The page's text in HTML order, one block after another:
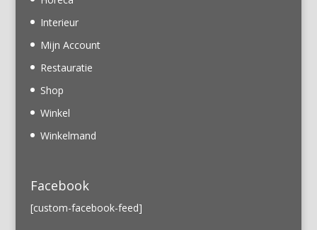
Interieur
Mijn Account
Restauratie
Shop
Winkel
Winkelmand
Facebook
[custom-facebook-feed]